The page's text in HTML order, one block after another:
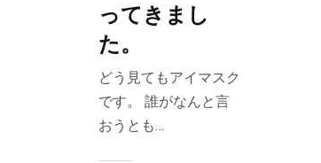
ってきまし
た。
どう見てもアイマスク
です。 誰がなんと言
おうとも…